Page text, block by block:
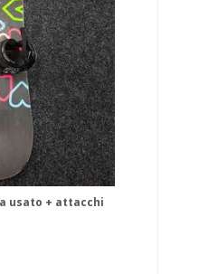
usato + attacchi